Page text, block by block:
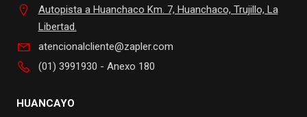
Autopista a Huanchaco Km. 7, Huanchaco, Trujillo, La
Libertad.
atencionalcliente@zapler.com
(01) 3991930 - Anexo 180
HUANCAYO